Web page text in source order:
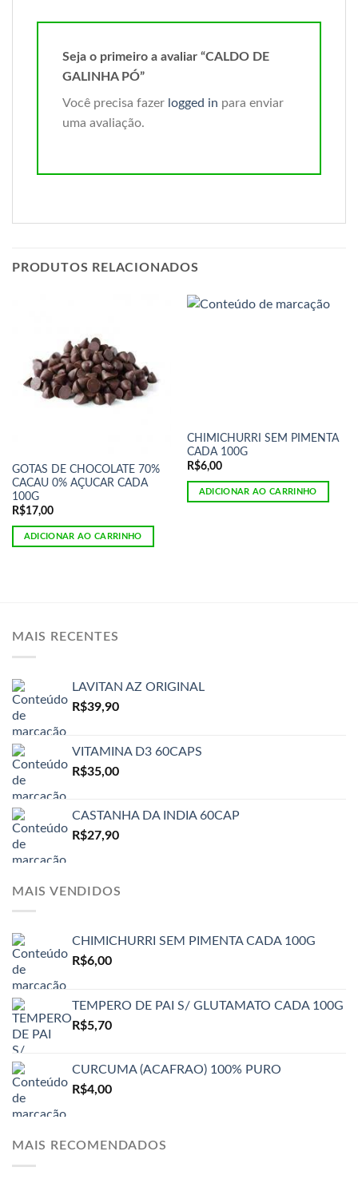
Seja o primeiro a avaliar “CALDO DE
GALINHA PÓ”
Você precisa fazer logged in para enviar
uma avaliação.
PRODUTOS RELACIONADOS
GOTAS DE CHOCOLATE 70%
CACAU 0% AÇUCAR CADA
100G
R$17,00
ADICIONAR AO CARRINHO
CHIMICHURRI SEM PIMENTA
CADA 100G
R$6,00
ADICIONAR AO CARRINHO
MAIS RECENTES
LAVITAN AZ ORIGINAL
R$39,90
VITAMINA D3 60CAPS
R$35,00
CASTANHA DA INDIA 60CAP
R$27,90
MAIS VENDIDOS
CHIMICHURRI SEM PIMENTA CADA 100G
R$6,00
TEMPERO DE PAI S/ GLUTAMATO CADA 100G
R$5,70
CURCUMA (ACAFRAO) 100% PURO
R$4,00
MAIS RECOMENDADOS